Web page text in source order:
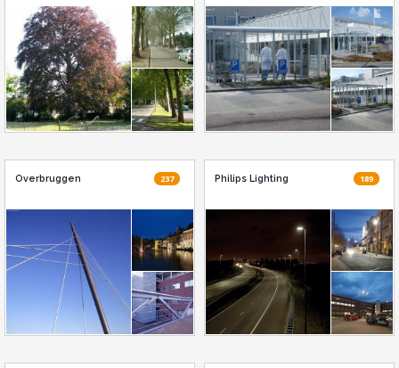
237
Overbruggen 189
Philips Lighting